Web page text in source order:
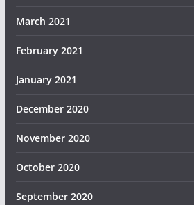
March 2021
February 2021
January 2021
December 2020
November 2020
October 2020
September 2020